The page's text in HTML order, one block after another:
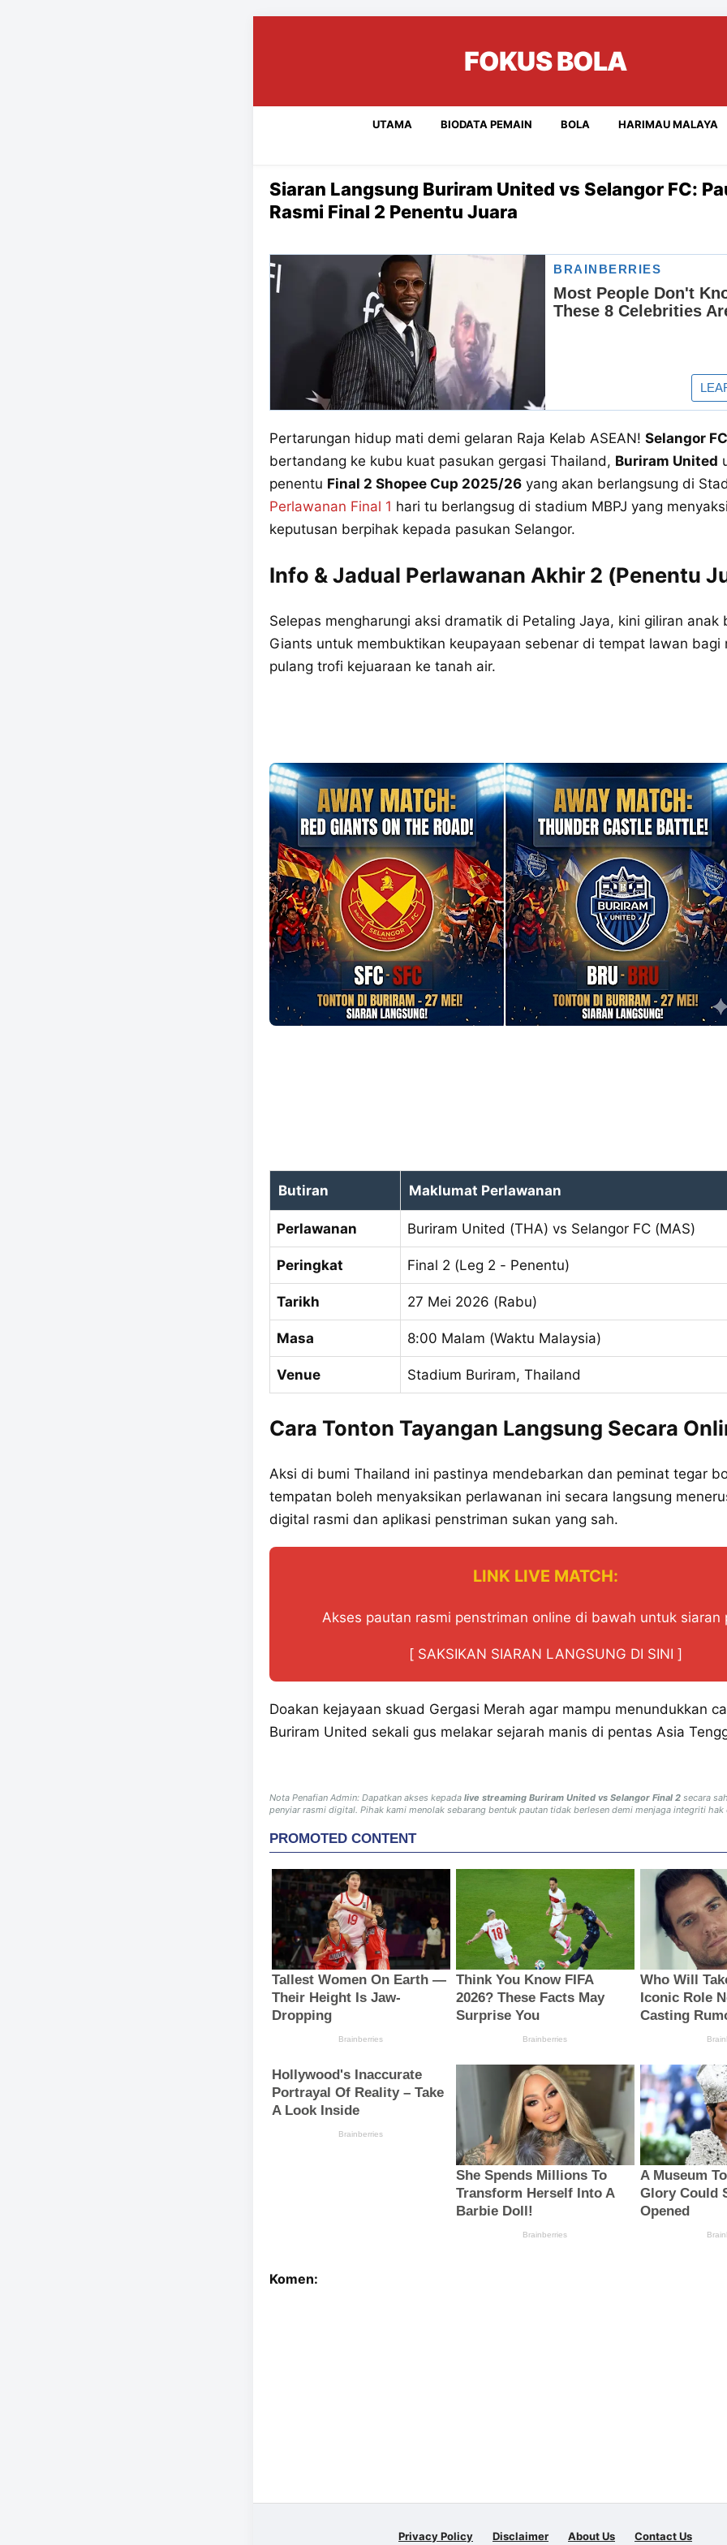
FOKUS BOLA
UTAMA BIODATA PEMAIN BOLA HARIMAU MALAYA
Siaran Langsung Buriram United vs Selangor FC:
Rasmi Final 2 Penentu Juara
Pertarungan hidup mati demi gelaran Raja Kelab ASEAN! Selangor FC
bertandang ke kubu kuat pasukan gergasi Thailand, Buriram United
penentu Final 2 Shopee Cup 2025/26 yang akan berlangsung di
Perlawanan Final 1 hari tu berlangsug di stadium MBPJ yang
keputusan berpihak kepada pasukan Selangor.
Info & Jadual Perlawanan Akhir 2 (Penentu
Selepas mengharungi aksi dramatik di Petaling Jaya, kini giliran anak
Giants untuk membuktikan keupayaan sebenar di tempat lawan bagi
pulang trofi kejuaraan ke tanah air.
Butiran Maklumat Perlawanan
Perlawanan Buriram United (THA) vs Selangor FC (MAS)
Peringkat Final 2 (Leg 2 - Penentu)
Tarikh 27 Mei 2026 (Rabu)
Masa 8:00 Malam (Waktu Malaysia)
Venue Stadium Buriram, Thailand
Cara Tonton Tayangan Langsung Secara
Aksi di bumi Thailand ini pastinya mendebarkan dan peminat tegar
tempatan boleh menyaksikan perlawanan ini secara langsung
digital rasmi dan aplikasi penstriman sukan yang sah.
LINK LIVE MATCH:
Akses pautan rasmi penstriman online di bawah untuk siaran
[ SAKSIKAN SIARAN LANGSUNG DI SINI ]
Doakan kejayaan skuad Gergasi Merah agar mampu menundukkan
Buriram United sekali gus melakar sejarah manis di pentas Asia
Nota Penafian Admin: Dapatkan akses kepada live streaming Buriram United vs Selangor Final 2 secara
penyiar rasmi digital. Pihak kami menolak sebarang bentuk pautan tidak berlesen demi menjaga integriti hak
Komen:
Privacy Policy Disclaimer About Us Contact Us